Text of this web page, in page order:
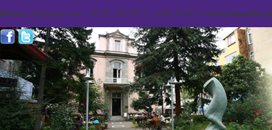
Notice: Undefined index: HTTP_ACCEPT_LANGUAGE in /home/